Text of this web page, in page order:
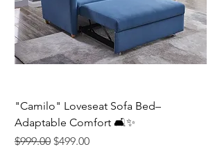
"Camilo" Loveseat Sofa Bed–
Adaptable Comfort 🛋️✨
Precio
$999.00 Precio de oferta
$499.00